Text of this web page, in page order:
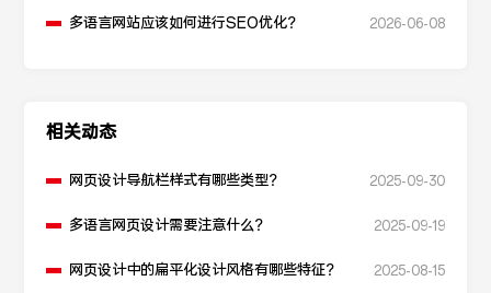
多语言网站应该如何进行SEO优化？ 2026-06-08
相关动态
网页设计导航栏样式有哪些类型？ 2025-09-30
多语言网页设计需要注意什么？ 2025-09-19
网页设计中的扁平化设计风格有哪些特征？ 2025-08-15